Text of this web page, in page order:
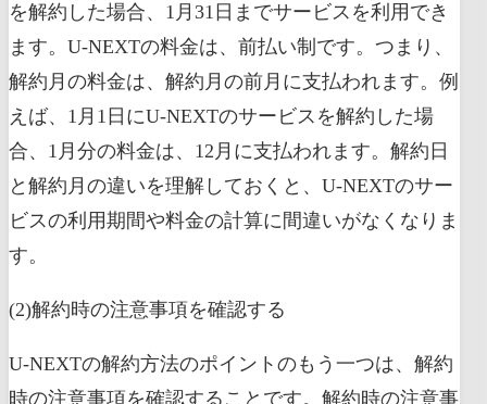
を解約した場合、1月31日までサービスを利用でき
ます。U-NEXTの料金は、前払い制です。つまり、
解約月の料金は、解約月の前月に支払われます。例
えば、1月1日にU-NEXTのサービスを解約した場
合、1月分の料金は、12月に支払われます。解約日
と解約月の違いを理解しておくと、U-NEXTのサー
ビスの利用期間や料金の計算に間違いがなくなりま
す。
(2)解約時の注意事項を確認する
U-NEXTの解約方法のポイントのもう一つは、解約
時の注意事項を確認することです。解約時の注意事